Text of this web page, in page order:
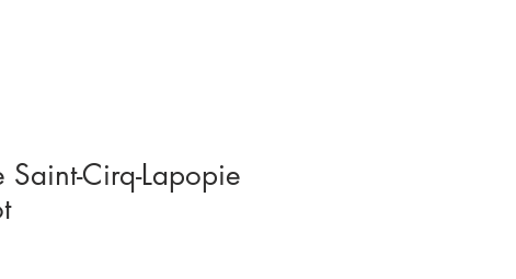
Cirq-Lapopie